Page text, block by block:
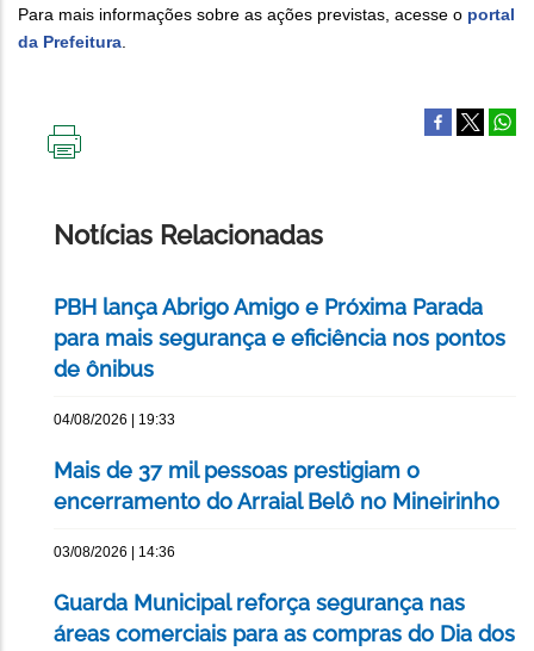
Para mais informações sobre as ações previstas, acesse o portal
da Prefeitura.
Notícias Relacionadas
PBH lança Abrigo Amigo e Próxima Parada
para mais segurança e eficiência nos pontos
de ônibus
04/08/2026 | 19:33
Mais de 37 mil pessoas prestigiam o
encerramento do Arraial Belô no Mineirinho
03/08/2026 | 14:36
Guarda Municipal reforça segurança nas
áreas comerciais para as compras do Dia dos